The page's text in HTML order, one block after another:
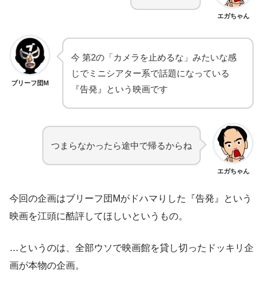
エガちゃん
ブリーフ団M
今 第2の「カメラを止めるな」みたいな感
じでミニシアター系で話題になっている
『告発』という映画です
エガちゃん
つまらなかったら途中で帰るからね
今回の企画はブリーフ団Mがドハマりした『告発』という
映画を江頭に酷評してほしいというもの。
…というのは、全部ウソで映画館を貸し切ったドッキリ企
画が本物の企画。